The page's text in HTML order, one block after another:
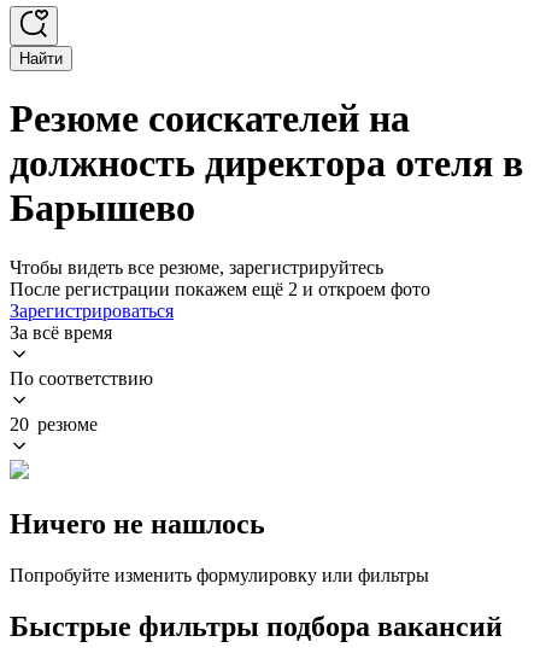
Найти
Резюме соискателей на
должность директора отеля в
Барышево
Чтобы видеть все резюме, зарегистрируйтесь
После регистрации покажем ещё 2 и откроем фото
Зарегистрироваться
За всё время
По соответствию
20 резюме
Ничего не нашлось
Попробуйте изменить формулировку или фильтры
Быстрые фильтры подбора вакансий